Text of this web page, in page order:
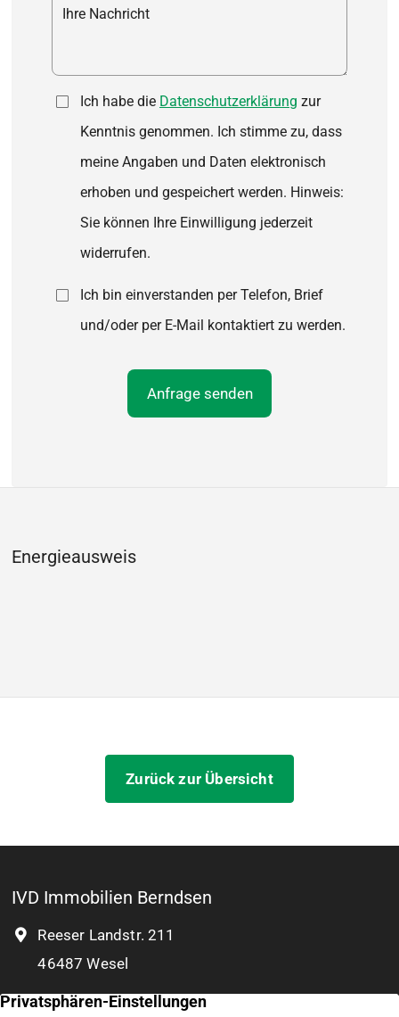
Energieausweis
Zurück zur Übersicht
IVD Immobilien Berndsen
Reeser Landstr. 211
46487 Wesel
+49 281 7555